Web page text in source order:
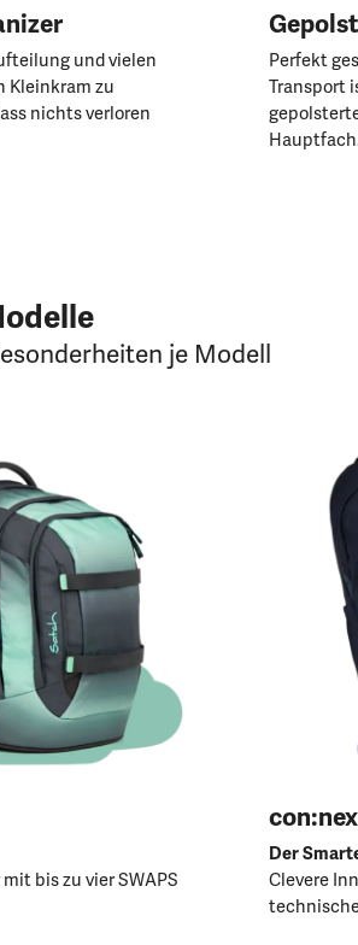
und vielen
Kleinkram zu
nichts verloren
Perfekt
Transport
je Modell
bis zu vier SWAPS
Der
Clevere